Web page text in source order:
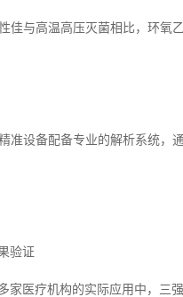
佳与高温高压灭菌相比，环氧
准设备配备专业的解析系统，
验证
家医疗机构的实际应用中，三